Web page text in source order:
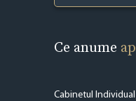
Ce anume
Cabinetul